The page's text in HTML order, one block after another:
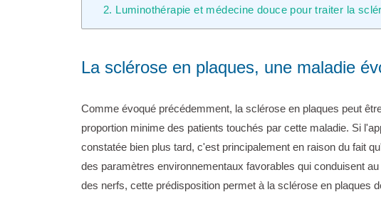
2. Luminothérapie et médecine douce pour traiter la
La sclérose en plaques, une maladie
Comme évoqué précédemment, la sclérose en plaques peut
proportion minime des patients touchés par cette maladie. Si
constatée bien plus tard, c'est principalement en raison du fait
des paramètres environnementaux favorables qui conduisent
des nerfs, cette prédisposition permet à la sclérose en plaques